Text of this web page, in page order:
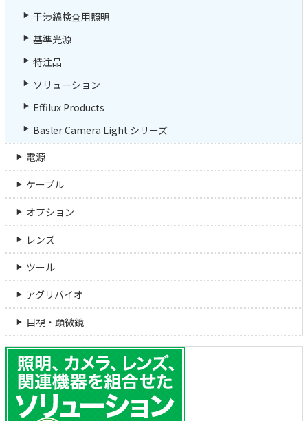
干渉縞検査用照明
基準光源
特注品
ソリューション
Effilux Products
Basler Camera Light シリーズ
電源
ケーブル
オプション
レンズ
ツール
アグリバイオ
目視・顕微鏡